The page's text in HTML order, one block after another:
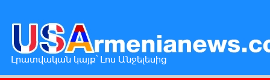
Լրատվական կայք՝ Լոս Անջելեսից